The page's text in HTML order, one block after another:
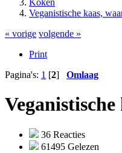
Veganistische kaas,
« vorige volgende »
Print
Pagina's: 1 [2] Omlaag
36 Reacties
61495 Gelezen